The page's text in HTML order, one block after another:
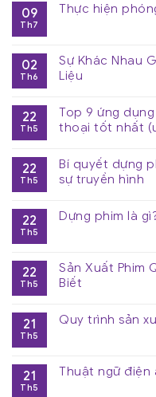
09
Th7
Thực hiện
02
Th6
Sự Khác Nhau
Liệu
22
Th5
Top 9 ứng
thoại tốt nhất
22
Th5
Bí quyết dựng
sự truyền hình
22
Th5
Dựng phim là
22
Th5
Sản Xuất Phim
Biết
21
Th5
Quy trình sản
21
Th5
Thuật ngữ điện